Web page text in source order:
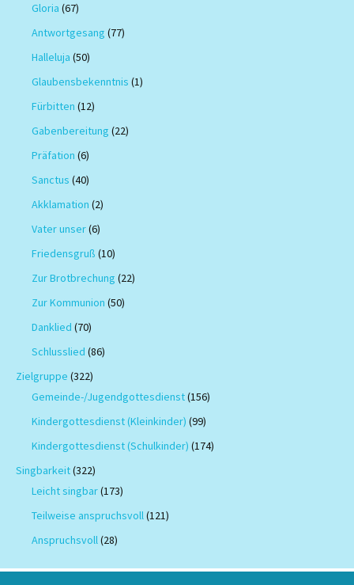
Gloria (67)
Antwortgesang (77)
Halleluja (50)
Glaubensbekenntnis (1)
Fürbitten (12)
Gabenbereitung (22)
Präfation (6)
Sanctus (40)
Akklamation (2)
Vater unser(6)
Friedensgruß (10)
Zur Brotbrechung (22)
Zur Kommunion (50)
Danklied (70)
Schlusslied (86)
Zielgruppe (322)
Gemeinde-/Jugendgottesdienst(156)
Kindergottesdienst (Kleinkinder) (99)
Kindergottesdienst (Schulkinder) (174)
Singbarkeit(322)
Leicht singbar(173)
Teilweise anspruchsvoll(121)
Anspruchsvoll(28)